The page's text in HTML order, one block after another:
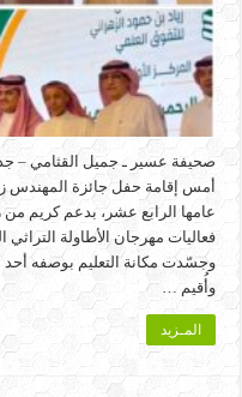
صحيفة عسير ـ جميل القثامي –
أمس إقامة حفل جائزة المهندس
عامها الرابع عشر، بدعم كريم
فعاليات مهرجان الأطاولة التراثي
وجسّدت مكانة التعليم بوصفه أحد
وأُقيم …
المـزيد